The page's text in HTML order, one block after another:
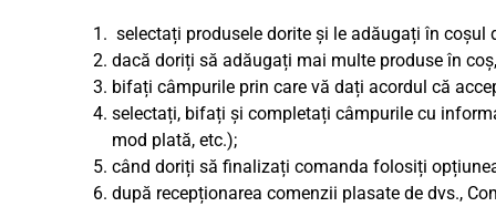
selectați produsele dorite și le adăugați în coșul
dacă doriți să adăugați mai multe produse în
bifați câmpurile prin care vă dați acordul că
selectați, bifați și completați câmpurile cu
mod plată, etc.);
când doriți să finalizați comanda folosiți
după recepționarea comenzii plasate de dvs.,